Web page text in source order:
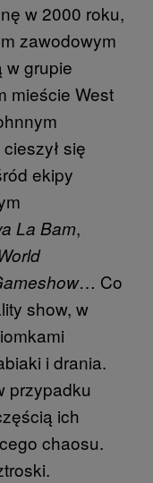
w 2000 roku,
zawodowym
w grupie
mieście West
się
ekipy
La Bam,
… Co
show, w
i drania.
przypadku
ich
chaosu.